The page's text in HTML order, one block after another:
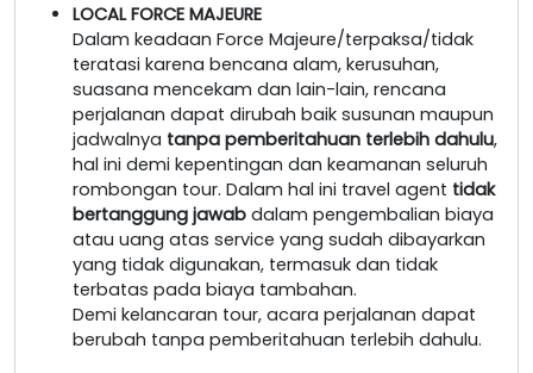
LOCAL FORCE MAJEURE
Dalam keadaan Force Majeure/terpaksa/tidak
teratasi karena bencana alam, kerusuhan,
suasana mencekam dan lain-lain, rencana
perjalanan dapat dirubah baik susunan maupun
jadwalnya tanpa pemberitahuan terlebih dahulu,
hal ini demi kepentingan dan keamanan seluruh
rombongan tour. Dalam hal ini travel agent tidak
bertanggung jawab dalam pengembalian biaya
atau uang atas service yang sudah dibayarkan
yang tidak digunakan, termasuk dan tidak
terbatas pada biaya tambahan.
Demi kelancaran tour, acara perjalanan dapat
berubah tanpa pemberitahuan terlebih dahulu.